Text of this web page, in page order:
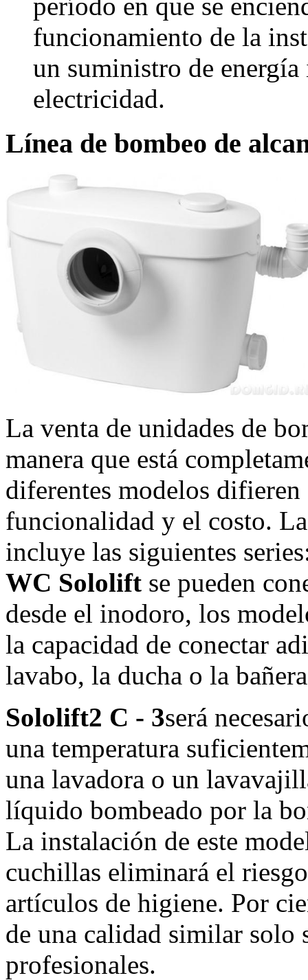
período en que se
funcionamiento de la
un suministro de
electricidad.
Línea de bombeo de
La venta de unidades de
manera que está
diferentes modelos
funcionalidad y el costo.
incluye las siguientes
WC Sololift se pueden
desde el inodoro, los
la capacidad de conectar
lavabo, la ducha o la
Sololift2 C - 3será
una temperatura
una lavadora o un
líquido bombeado por la
La instalación de este
cuchillas eliminará el
artículos de higiene. Por
de una calidad similar solo
profesionales.